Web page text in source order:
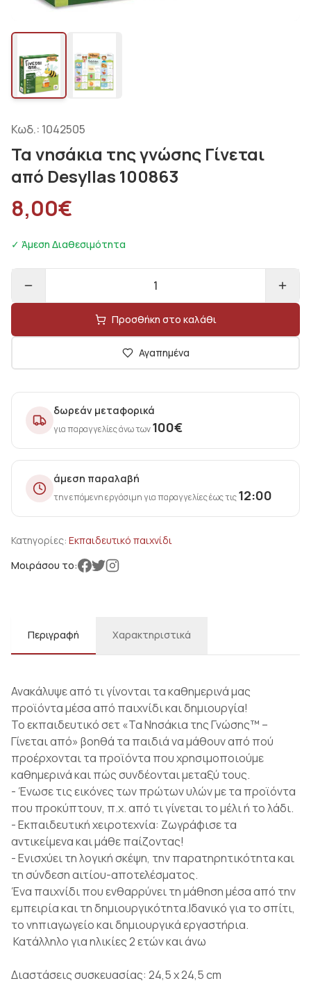
Κωδ.: 1042505
Τα νησάκια της γνώσης Γίνεται
από Desyllas 100863
8,00€
✓ Άμεση Διαθεσιμότητα
1
Προσθήκη στο καλάθι
Αγαπημένα
δωρεάν μεταφορικά
για παραγγελίες άνω των100€
άμεση παραλαβή
την επόμενη εργάσιμη για παραγγελίες έως τις12:00
Κατηγορίες: Εκπαιδευτικό παιχνίδι
Μοιράσου το:
Περιγραφή Χαρακτηριστικά
Ανακάλυψε από τι γίνονται τα καθημερινά μας
προϊόντα μέσα από παιχνίδι και δημιουργία!
Το εκπαιδευτικό σετ «Τα Νησάκια της Γνώσης™ –
Γίνεται από» βοηθά τα παιδιά να μάθουν από πού
προέρχονται τα προϊόντα που χρησιμοποιούμε
καθημερινά και πώς συνδέονται μεταξύ τους.
- Ένωσε τις εικόνες των πρώτων υλών με τα προϊόντα
που προκύπτουν, π.χ. από τι γίνεται το μέλι ή το λάδι.
- Εκπαιδευτική χειροτεχνία: Ζωγράφισε τα
αντικείμενα και μάθε παίζοντας!
- Ενισχύει τη λογική σκέψη, την παρατηρητικότητα και
τη σύνδεση αιτίου-αποτελέσματος.
Ένα παιχνίδι που ενθαρρύνει τη μάθηση μέσα από την
εμπειρία και τη δημιουργικότητα.Ιδανικό για το σπίτι,
το νηπιαγωγείο και δημιουργικά εργαστήρια.
Κατάλληλο για ηλικίες 2 ετών και άνω
Διαστάσεις συσκευασίας: 24,5 x 24,5 cm